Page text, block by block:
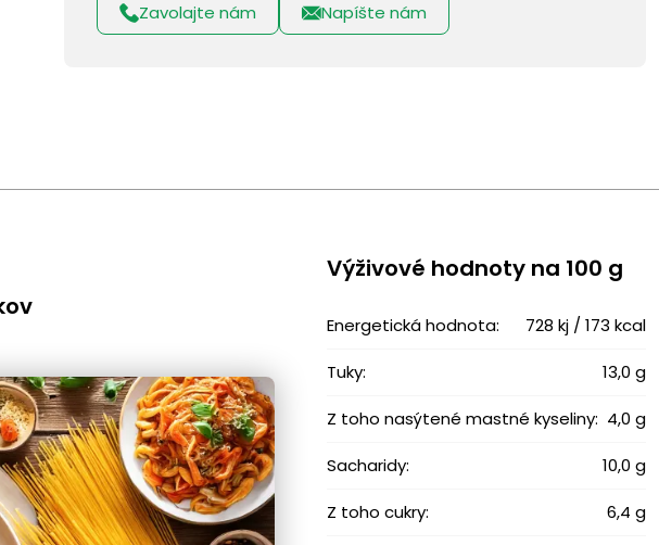
Zavolajte nám Napíšte nám
Výživové ​​hodnoty na 100 g
Energetická hodnota: 728 kj / 173 kcal
Tuky: 13,0 g
Z toho nasýtené mastné kyseliny: 4,0 g
Sacharidy: 10,0 g
Z toho cukry: 6,4 g